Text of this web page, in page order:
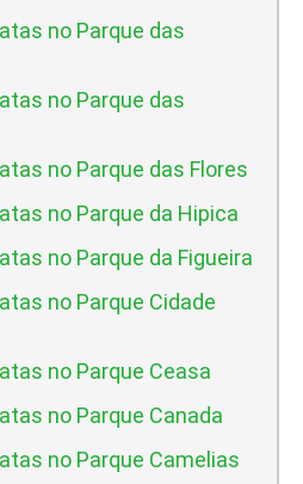
no Parque das
no Parque das
no Parque das Flores
no Parque da Hipica
no Parque da Figueira
no Parque Cidade
no Parque Ceasa
no Parque Canada
no Parque Camelias